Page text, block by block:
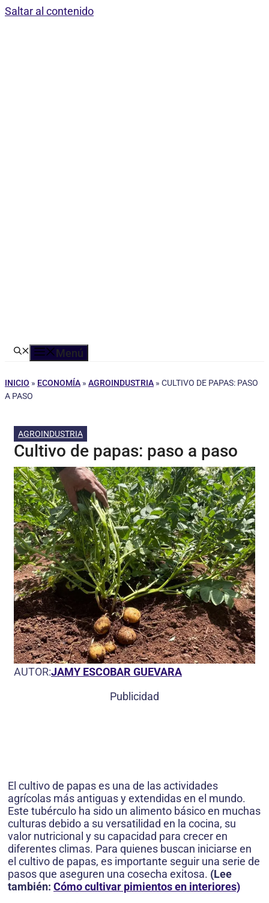
Saltar al contenido
Menú
INICIO » ECONOMÍA » AGROINDUSTRIA » CULTIVO DE PAPAS: PASO
A PASO
AGROINDUSTRIA
Cultivo de papas: paso a paso
AUTOR:JAMY ESCOBAR GUEVARA
Publicidad
El cultivo de papas es una de las actividades
agrícolas más antiguas y extendidas en el mundo.
Este tubérculo ha sido un alimento básico en muchas
culturas debido a su versatilidad en la cocina, su
valor nutricional y su capacidad para crecer en
diferentes climas. Para quienes buscan iniciarse en
el cultivo de papas, es importante seguir una serie de
pasos que aseguren una cosecha exitosa. (Lee
también: Cómo cultivar pimientos en interiores)